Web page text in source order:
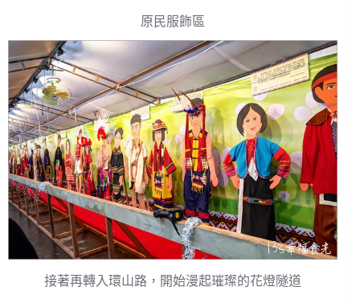
原民服飾區
接著再轉入環山路，開始漫起璀璨的花燈隧道